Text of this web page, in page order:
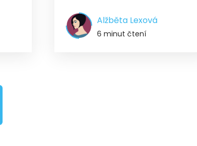
Alžběta Lexová
6 minut čtení